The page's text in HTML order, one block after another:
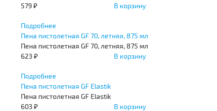
579 ₽
В корзину
Подробнее
Пена пистолетная GF 70, летняя, 875 мл
Пена пистолетная GF 70, летняя, 875 мл
623 ₽
В корзину
Подробнее
Пена пистолетная GF Elastik
Пена пистолетная GF Elastik
603 ₽
В корзину